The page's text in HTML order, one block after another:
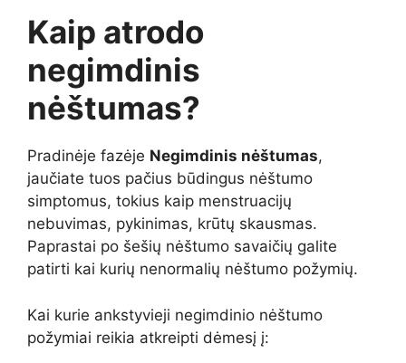
Kaip atrodo
negimdinis
nėštumas?
Pradinėje fazėje Negimdinis nėštumas,
jaučiate tuos pačius būdingus nėštumo
simptomus, tokius kaip menstruacijų
nebuvimas, pykinimas, krūtų skausmas.
Paprastai po šešių nėštumo savaičių galite
patirti kai kurių nenormalių nėštumo požymių.
Kai kurie ankstyvieji negimdinio nėštumo
požymiai reikia atkreipti dėmesį į: